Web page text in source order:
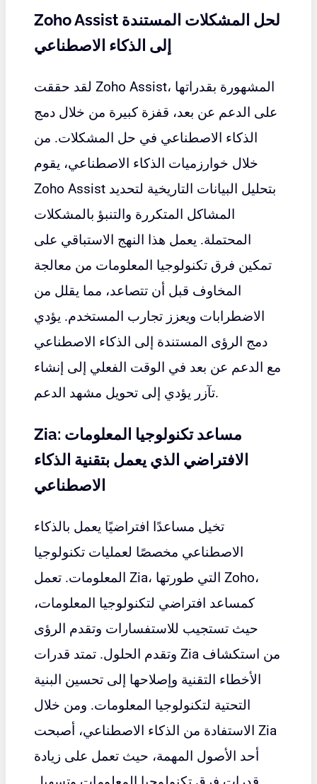
Zoho Assist لحل المشكلات المستندة
إلى الذكاء الاصطناعي
Zoho Assist، المشهورة بقدراتها
على الدعم عن بعد، قفزة كبيرة من خلال دمج
الذكاء الاصطناعي في حل المشكلات. من
خلال خوارزميات الذكاء الاصطناعي، يقوم
Zoho Assist بتحليل البيانات التاريخية لتحديد
المشاكل المتكررة والتنبؤ بالمشكلات
المحتملة. يعمل هذا النهج الاستباقي على
تمكين فرق تكنولوجيا المعلومات من معالجة
المخاوف قبل أن تتصاعد، مما يقلل من
الاضطرابات ويعزز تجارب المستخدم. يؤدي
دمج الرؤى المستندة إلى الذكاء الاصطناعي
مع الدعم عن بعد في الوقت الفعلي إلى إنشاء
تآزر يؤدي إلى تحويل مشهد الدعم.
Zia: مساعد تكنولوجيا المعلومات
الافتراضي الذي يعمل بتقنية الذكاء
الاصطناعي
تخيل مساعدًا افتراضيًا يعمل بالذكاء
الاصطناعي مخصصًا لعمليات تكنولوجيا
المعلومات. تعمل Zia، التي طورتها Zoho،
كمساعد افتراضي لتكنولوجيا المعلومات،
حيث تستجيب للاستفسارات وتقدم الرؤى
وتقدم الحلول. تمتد قدرات Zia من استكشاف
الأخطاء التقنية وإصلاحها إلى تحسين البنية
التحتية لتكنولوجيا المعلومات. ومن خلال
الاستفادة من الذكاء الاصطناعي، أصبحت Zia
أحد الأصول المهمة، حيث تعمل على زيادة